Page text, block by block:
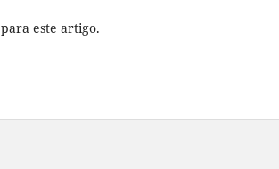
para este artigo.